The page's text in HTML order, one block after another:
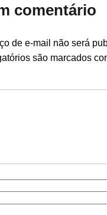
comentário
de e-mail não será
são marcados